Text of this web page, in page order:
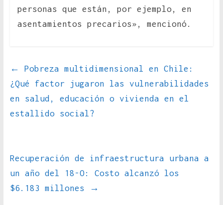
personas que están, por ejemplo, en
asentamientos precarios», mencionó.
←
Pobreza multidimensional en Chile:
¿Qué factor jugaron las vulnerabilidades
en salud, educación o vivienda en el
estallido social?
Recuperación de infraestructura urbana a
un año del 18-O: Costo alcanzó los
$6.183 millones
→